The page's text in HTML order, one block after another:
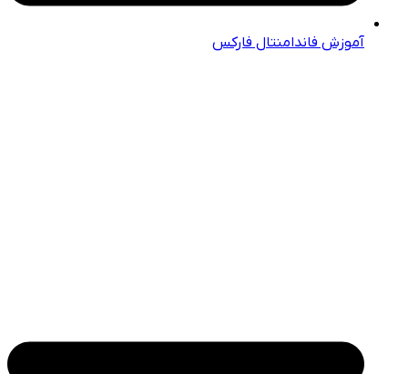
آموزش فاندامنتال فارکس